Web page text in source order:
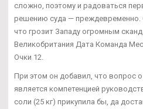
сложно, поэтому и радоваться
решению суда — преждевременно.
что грозит Западу огромным
Великобритания Дата Команда
Очки 12.
При этом он добавил, что вопрос
является компетенцией
соли (25 кг) прикупила бы, да